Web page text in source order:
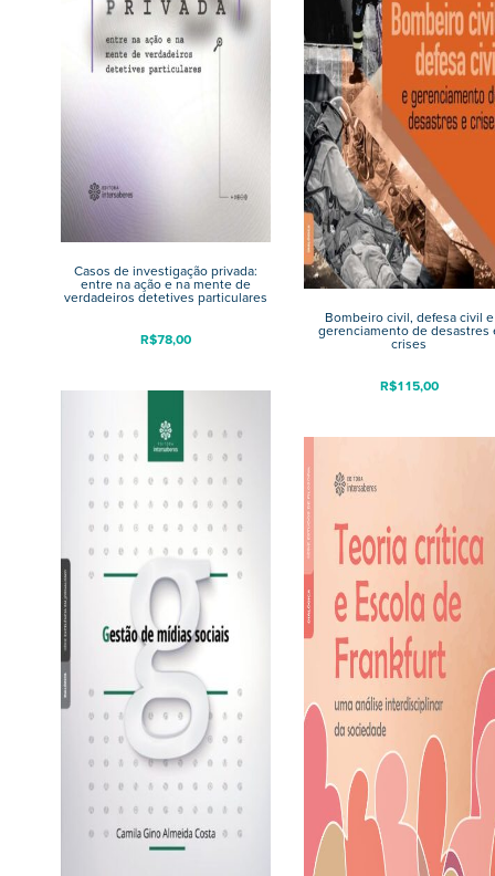
Casos de investigação privada:
entre na ação e na mente de
verdadeiros detetives particulares
R$78,00
Bombeiro civil, defesa civil e
gerenciamento de desastres
crises
R$115,00